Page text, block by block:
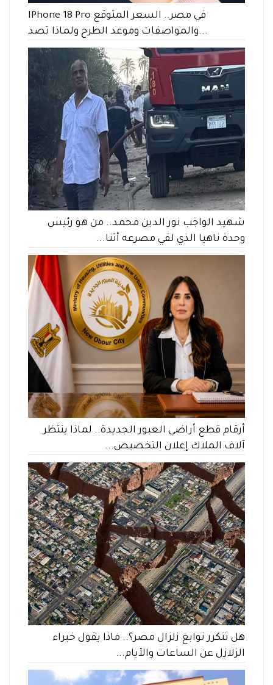
IPhone 18 Pro في مصر.. السعر المتوقع
والمواصفات وموعد الطرح ولماذا تصد...
شهيد الواجب نور الدين محمد.. من هو رئيس
وحدة ناهيا الذي لقي مصرعه أثنا...
أرقام قطع أراضي العبور الجديدة.. لماذا ينتظر
آلاف الملاك إعلان التخصيص...
هل تتكرر توابع زلزال مصر؟.. ماذا يقول خبراء
الزلازل عن الساعات والأيام...